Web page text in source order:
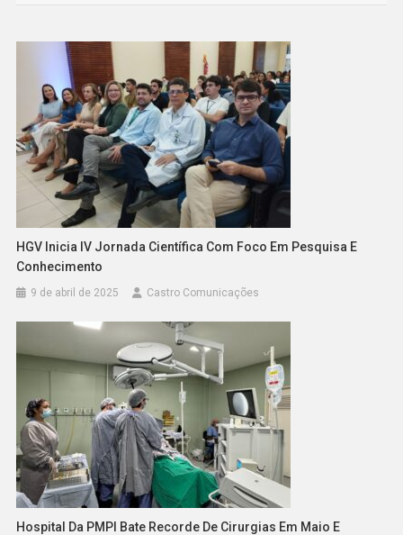
HGV Inicia IV Jornada Científica Com Foco Em Pesquisa E
Conhecimento
9 de abril de 2025 Castro Comunicações
Hospital Da PMPI Bate Recorde De Cirurgias Em Maio E